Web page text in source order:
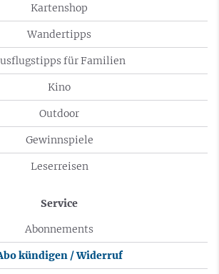
Kartenshop
Wandertipps
für Familien
Kino
Outdoor
Gewinnspiele
Leserreisen
Service
Abonnements
kündigen / Widerruf